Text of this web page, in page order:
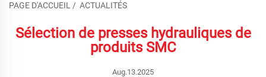
PAGE D'ACCUEIL / ACTUALITÉS
Sélection de presses hydrauliques de
produits SMC
Aug.13.2025